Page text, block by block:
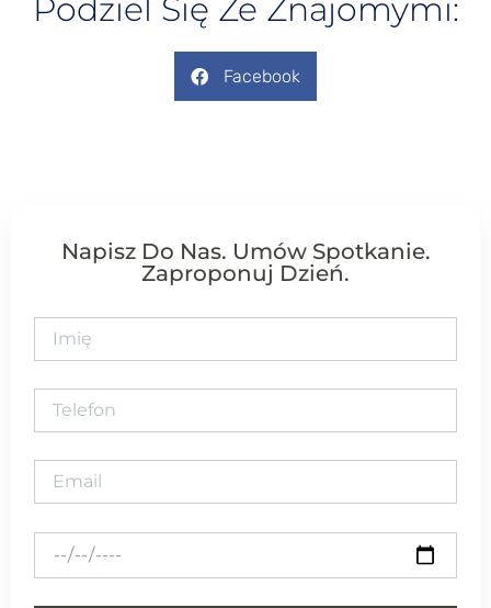
Podziel Się Ze Znajomymi:
Facebook
Napisz Do Nas. Umów Spotkanie.
Zaproponuj Dzień.